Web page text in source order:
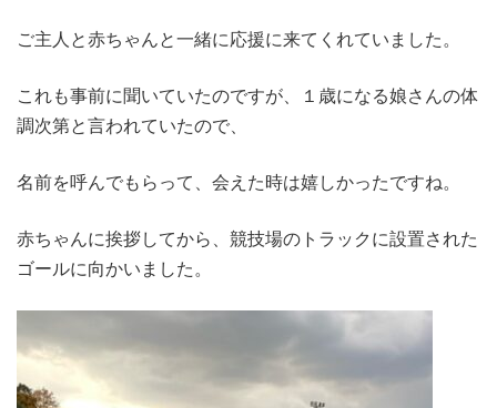
ご主人と赤ちゃんと一緒に応援に来てくれていました。
これも事前に聞いていたのですが、１歳になる娘さんの体
調次第と言われていたので、
名前を呼んでもらって、会えた時は嬉しかったですね。
赤ちゃんに挨拶してから、競技場のトラックに設置された
ゴールに向かいました。